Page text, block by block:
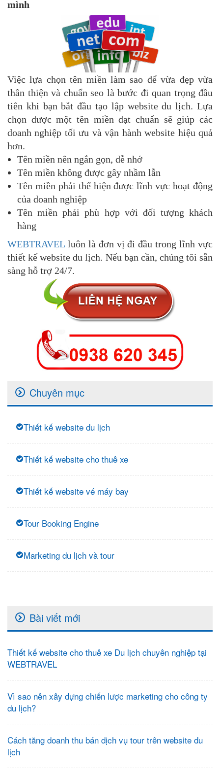
mình
Việc lựa chọn tên miền làm sao để vừa đẹp vừa
thân thiện và chuẩn seo là bước đi quan trọng đầu
tiên khi bạn bắt đầu tạo lập website du lịch. Lựa
chọn được một tên miền đạt chuẩn sẽ giúp các
doanh nghiệp tối ưu và vận hành website hiệu quả
hơn.
Tên miền nên ngắn gọn, dễ nhớ
Tên miền không được gây nhầm lẫn
Tên miền phải thể hiện được lĩnh vực hoạt động
của doanh nghiệp
Tên miền phải phù hợp với đối tượng khách
hàng
WEBTRAVEL luôn là đơn vị đi đầu trong lĩnh vực
thiết kế website du lịch. Nếu bạn cần, chúng tôi sẵn
sàng hỗ trợ 24/7.
Chuyên mục
Thiết kế website du lịch
Thiết kế website cho thuê xe
Thiết kế website vé máy bay
Tour Booking Engine
Marketing du lịch và tour
Bài viết mới
Thiết kế website cho thuê xe Du lịch chuyên nghiệp tại
WEBTRAVEL
Vì sao nên xây dựng chiến lược marketing cho công ty
du lịch?
Cách tăng doanh thu bán dịch vụ tour trên website du
lịch